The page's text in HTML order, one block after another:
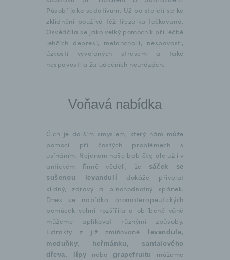
Působí jako sedativum. Už po staletí se ke
zklidnění používá též třezalka tečkovaná.
Osvědčila se jako velký pomocník při léčbě
lehčích depresí, melancholií, nespavosti,
úzkostí vyvolaných stresem a také
nespavosti a žaludečních neurózách.
Voňavá nabídka
Čich je dalším smyslem, který nám může
pomoci při častých problémech s
usínáním. Nejenom naše babičky, ale už i v
antickém Římě věděli, že
sáček se
sušenou levandulí
dokáže přivolat
klidný, zdravý a plnohodnotný spánek.
Dnes se nabídka aromaterapeutických
pomůcek velmi rozšířila a oblíbené vůně
můžeme aplikovat různými způsoby.
Extrakty z již zmiňované levandule,
meduňky, heřmánku, santalového
dřeva, lípy
nebo grapefruitu
můžeme